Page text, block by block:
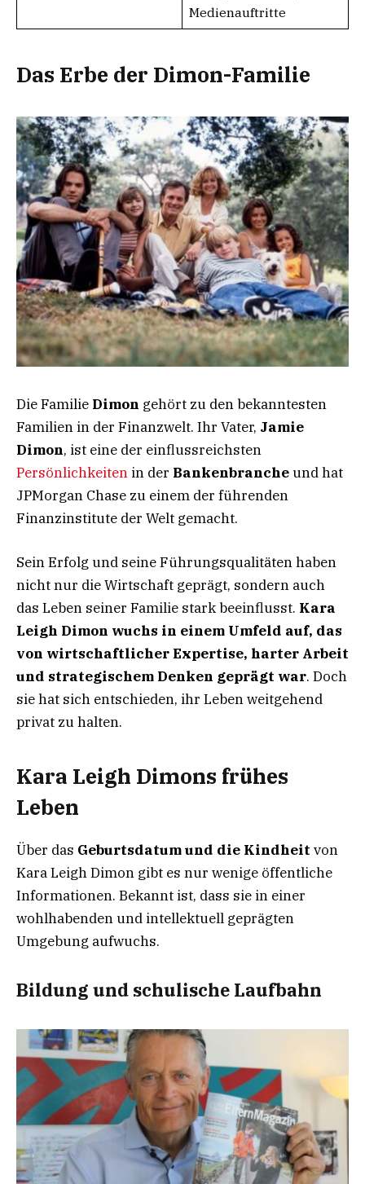
Medienauftritte
Das Erbe der Dimon-Familie
Die Familie Dimon gehört zu den bekanntesten
Familien in der Finanzwelt. Ihr Vater, Jamie
Dimon, ist eine der einflussreichsten
Persönlichkeiten in der Bankenbrancheund hat
JPMorgan Chase zu einem der führenden
Finanzinstitute der Welt gemacht.
Sein Erfolg und seine Führungsqualitäten haben
nicht nur die Wirtschaft geprägt, sondern auch
das Leben seiner Familie stark beeinflusst. Kara
Leigh Dimon wuchs in einem Umfeld auf, das
von wirtschaftlicher Expertise, harter Arbeit
und strategischem Denken geprägt war. Doch
sie hat sich entschieden, ihr Leben weitgehend
privat zu halten.
Kara Leigh Dimons frühes
Leben
Über das Geburtsdatum und die Kindheit von
Kara Leigh Dimon gibt es nur wenige öffentliche
Informationen. Bekannt ist, dass sie in einer
wohlhabenden und intellektuell geprägten
Umgebung aufwuchs.
Bildung und schulische Laufbahn